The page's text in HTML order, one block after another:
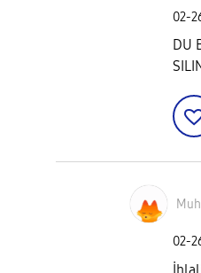
‎02-
DU
‎02-